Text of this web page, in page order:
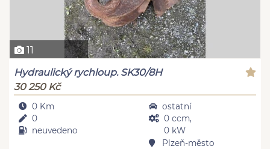
11
Hydraulický rychloup. SK30/8H
30 250 Kč
0 Km
0
neuvedeno
ostatní
0 ccm,
0 kW
Plzeň-město